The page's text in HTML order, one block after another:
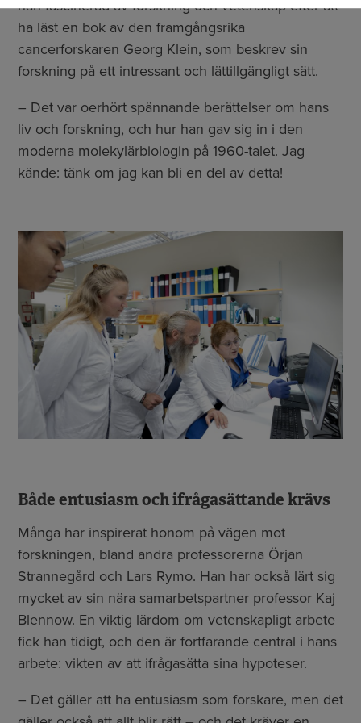
han fascinerad av forskning och vetenskap efter att
ha läst en bok av den framgångsrika
cancerforskaren Georg Klein, som beskrev sin
forskning på ett intressant och lättillgängligt sätt.
– Det var oerhört spännande berättelser om hans
liv och forskning, och hur han gav sig in i den
moderna molekylärbiologin på 1960-talet. Jag
kände: tänk om jag kan bli en del av detta!
Både entusiasm och ifrågasättande krävs
Många har inspirerat honom på vägen mot
forskningen, bland andra professorerna Örjan
Strannegård och Lars Rymo. Han har också lärt sig
mycket av sin nära samarbetspartner professor Kaj
Blennow. En viktig lärdom om vetenskapligt arbete
fick han tidigt, och den är fortfarande central i hans
arbete: vikten av att ifrågasätta sina hypoteser.
– Det gäller att ha entusiasm som forskare, men det